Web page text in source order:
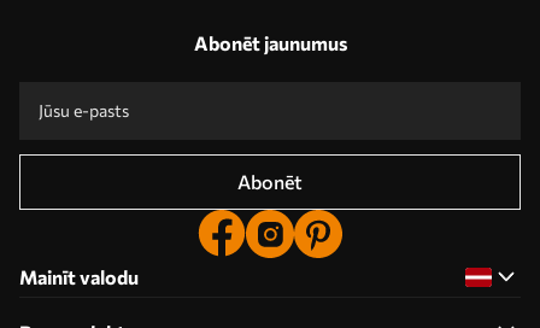
Abonēt jaunumus
Abonēt
Mainīt valodu